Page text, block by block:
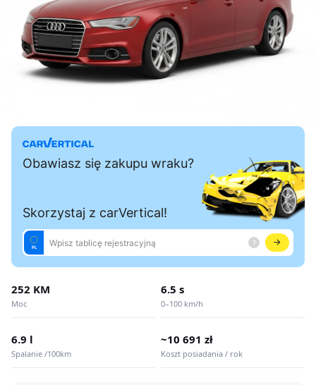
252 KM
Moc
6.5 s
0–100 km/h
6.9 l
Spalanie /100km
~10 691 zł
Koszt posiadania / rok